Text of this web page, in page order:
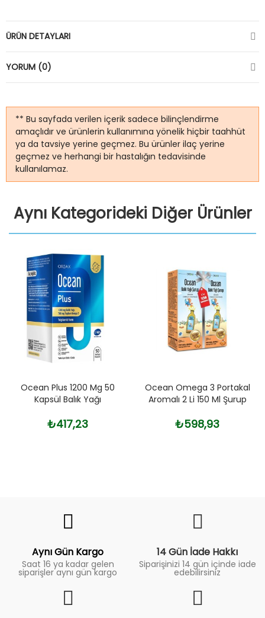
ÜRÜN DETAYLARI
YORUM (0)
** Bu sayfada verilen içerik sadece bilinçlendirme
amaçlıdır ve ürünlerin kullanımına yönelik hiçbir taahhüt
ya da tavsiye yerine geçmez. Bu ürünler ilaç yerine
geçmez ve herhangi bir hastalığın tedavisinde
kullanılamaz.
Aynı Kategorideki Diğer Ürünler
Ocean Plus 1200 Mg 50
Kapsül Balık Yağı
₺417,23
Ocean Omega 3 Portakal
Aromalı 2 Li 150 Ml Şurup
₺598,93
Aynı Gün Kargo
Saat 16 ya kadar gelen
siparişler aynı gün kargo
14 Gün İade Hakkı
Siparişinizi 14 gün içinde iade
edebilirsiniz